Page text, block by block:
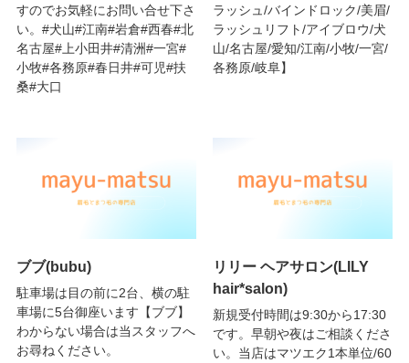
すのでお気軽にお問い合せ下さ
い。#犬山#江南#岩倉#西春#北
名古屋#上小田井#清洲#一宮#
小牧#各務原#春日井#可児#扶
桑#大口
ラッシュ/バインドロック/美眉/
ラッシュリフト/アイブロウ/犬
山/名古屋/愛知/江南/小牧/一宮/
各務原/岐阜】
ブブ(bubu)
駐車場は目の前に2台、横の駐
車場に5台御座います【ブブ】
わからない場合は当スタッフへ
お尋ねください。
リリー ヘアサロン(LILY
hair*salon)
新規受付時間は9:30から17:30
です。早朝や夜はご相談くださ
い。当店はマツエク1本単位/60